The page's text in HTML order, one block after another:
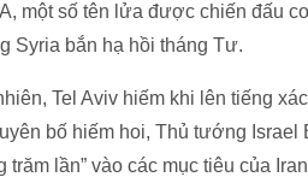
một số tên lửa được chiến đấu
Syria bắn hạ hồi tháng Tư.
Tel Aviv hiếm khi lên tiếng
bố hiếm hoi, Thủ tướng
trăm lần” vào các mục tiêu của